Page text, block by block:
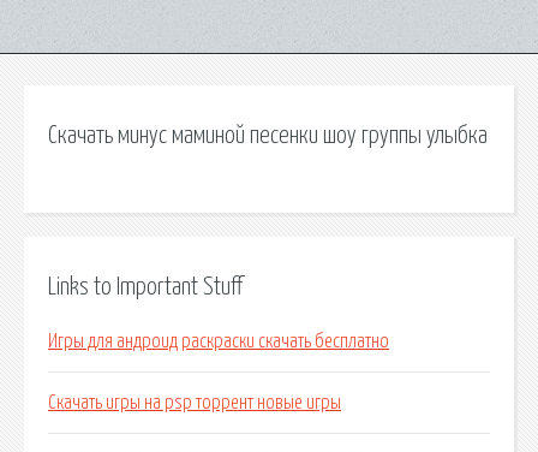
Скачать минус маминой песенки шоу группы улыбка
Links to Important Stuff
Игры для андроид раскраски скачать бесплатно
Скачать игры на psp торрент новые игры